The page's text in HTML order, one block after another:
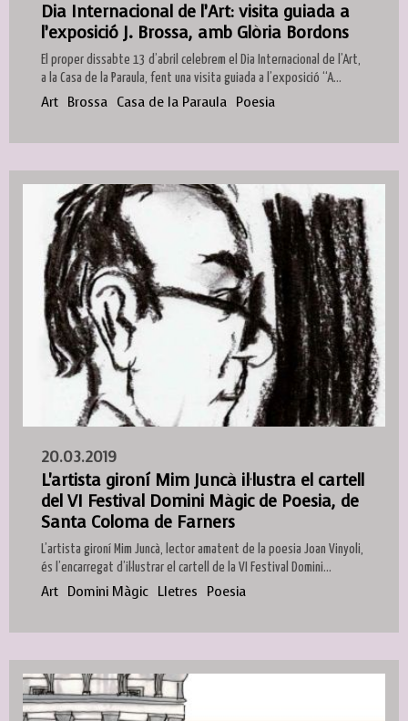
Dia Internacional de l’Art: visita guiada a
l’exposició J. Brossa, amb Glòria Bordons
El proper dissabte 13 d’abril celebrem el Dia Internacional de l’Art,
a la Casa de la Paraula, fent una visita guiada a l’exposició “A...
Art Brossa Casa de la Paraula Poesia
20.03.2019
L'artista gironí Mim Juncà il·lustra el cartell
del VI Festival Domini Màgic de Poesia, de
Santa Coloma de Farners
L’artista gironí Mim Juncà, lector amatent de la poesia Joan Vinyoli,
és l’encarregat d’il·lustrar el cartell de la VI Festival Domini...
Art Domini Màgic Lletres Poesia